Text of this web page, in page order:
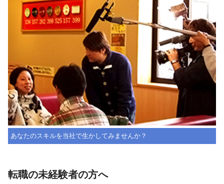
あなたのスキルを当社で生かしてみませんか？
転職の未経験者の方へ